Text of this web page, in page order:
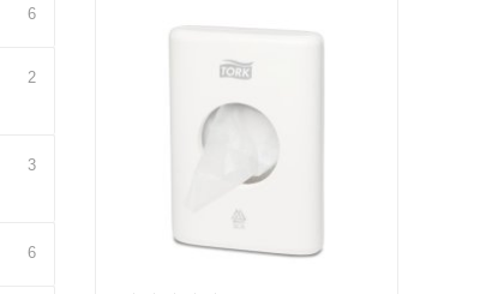
6
2
3
6